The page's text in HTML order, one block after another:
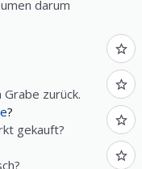
darum
zurück.
?
gekauft?